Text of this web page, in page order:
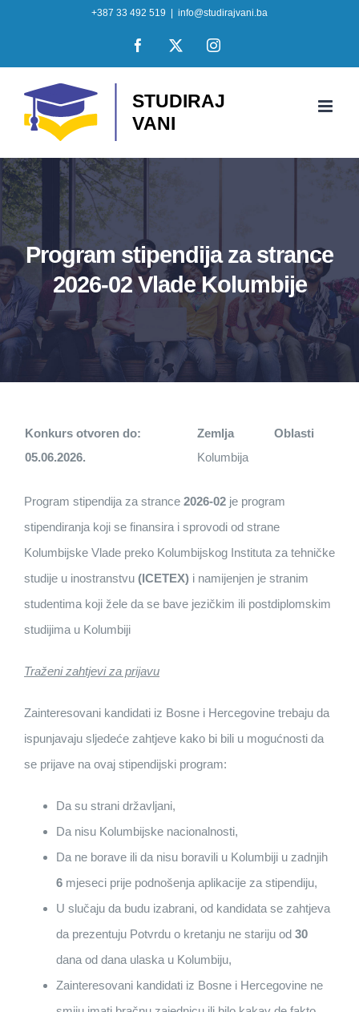
+387 33 492 519 info@studirajvani.ba
Facebook
X Instagram
Program stipendija za strance
2026-02 Vlade Kolumbije
Konkurs otvoren do: Zemlja
Oblasti
05.06.2026.
Kolumbija
Program stipendija za strance 2026-02 je program
stipendiranja koji se finansira i sprovodi od strane
Kolumbijske Vlade preko Kolumbijskog Instituta za tehničke
studije u inostranstvu (ICETEX) i namijenjen je stranim
studentima koji žele da se bave jezičkim ili postdiplomskim
studijima u Kolumbiji
Traženi zahtjevi za prijavu
Zainteresovani kandidati iz Bosne i Hercegovine trebaju da
ispunjavaju sljedeće zahtjeve kako bi bili u mogućnosti da
se prijave na ovaj stipendijski program:
Da su strani državljani,
Da nisu Kolumbijske nacionalnosti,
Da ne borave ili da nisu boravili u Kolumbiji u zadnjih
6 mjeseci prije podnošenja aplikacije za stipendiju,
U slučaju da budu izabrani, od kandidata se zahtjeva
da prezentuju Potvrdu o kretanju ne stariju od 30
dana od dana ulaska u Kolumbiju,
Zainteresovani kandidati iz Bosne i Hercegovine ne